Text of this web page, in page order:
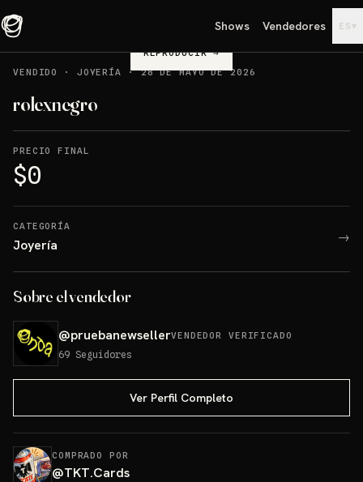
Shows Vendedores ES ▾
REPRODUCIR→
VENDIDO
· JOYERÍA ·28 DE MAYO DE 2026
rolexnegro
PRECIO FINAL
$0
CATEGORÍA
Joyería →
Sobre el vendedor
@pruebanewsellerVENDEDOR VERIFICADO
69 Seguidores
Ver Perfil Completo
COMPRADO POR
@TKT.Cards